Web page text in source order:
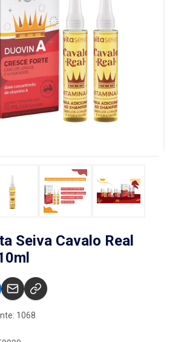
Seiva Cavalo Real
1068